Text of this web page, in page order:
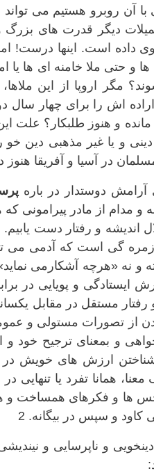
آن روبرو هستیم می تواند
دیگر قدرت های بزرگ
داده است. اینها درست! اما
ها و حتی ملا خامنه ای ها
مگر اروپا از این
اش را برای چهار سال
ای 33 سال مانده و هنوز
دینی و یا غیر مذهبی دین
در آسیا و آفریقا
آرامش دوستدار در باره
و مدام از مادر
اندیشه و رفتار دست
گی است که آدمی می
و نه «هرچه آشکارمی
ایستادگی و پویایی در
رفتار مستقل در مقابل
از تصورات مستولی و
و بمعنای ترجیح خود
ارزش های خویش در
معنا، همانا تفرد یا
ها و فکرهای همساخت و
و سپس در بیگانه. 2
دینخویی و ناپرسایی و